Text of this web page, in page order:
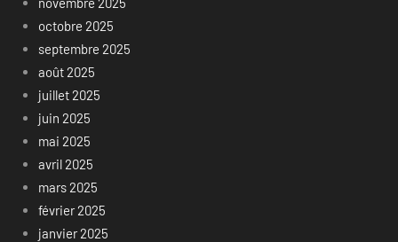
octobre 2025
septembre 2025
août 2025
juillet 2025
juin 2025
mai 2025
avril 2025
mars 2025
février 2025
janvier 2025